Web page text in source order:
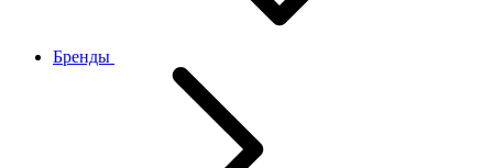
Бренды